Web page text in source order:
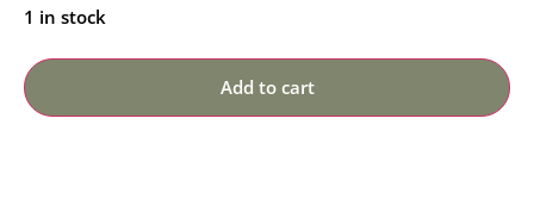
1 in stock
Add to cart